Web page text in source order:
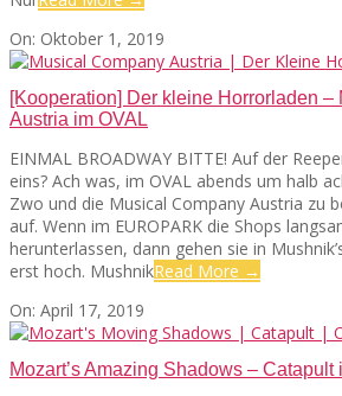
SEATS
2019-
10-
On: Oktober 1, 2019
[Kooperation] Der kleine Horrorladen –
Austria im OVAL
EINMAL BROADWAY BITTE! Auf der
eins? Ach was, im OVAL abends um halb
Zwo und die Musical Company Austria zu
auf. Wenn im EUROPARK die Shops
herunterlassen, dann gehen sie in
erst hoch. MushnikRead More →
2019-
04-
On: April 17, 2019
Mozart’s Amazing Shadows – Catapult